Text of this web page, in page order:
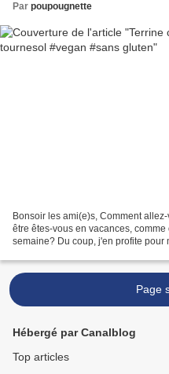
Par poupougnette
Bonsoir les ami(e)s, Comment
être êtes-vous en vacances,
semaine? Du coup, j'en profite pour
Page
Hébergé par Canalblog
Top articles